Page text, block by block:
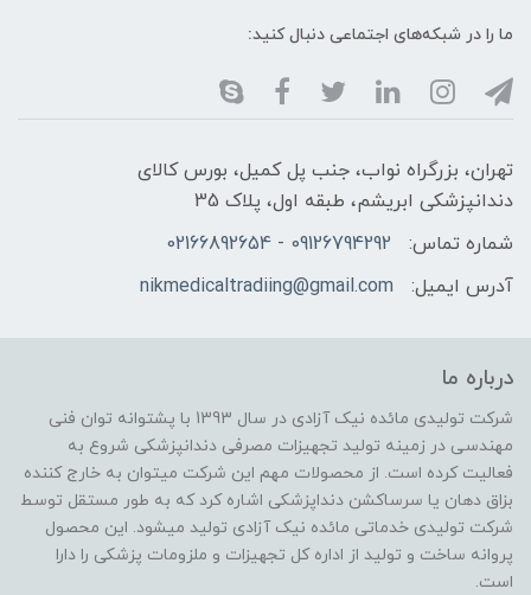
ما را در شبکه‌های اجتماعی دنبال کنید:
تهران، بزرگراه نواب، جنب پل کمیل، بورس کالای
دندانپزشکی ابریشم، طبقه اول، پلاک 35
شماره تماس:
09126794292 - 02166892654
آدرس ایمیل:
nikmedicaltradiing@gmail.com
درباره ما
شرکت تولیدی مائده نیک آزادی در سال 1393 با پشتوانه توان فنی
مهندسی در زمینه تولید تجهیزات مصرفی دندانپزشکی شروع به
فعالیت کرده است. از محصولات مهم این شرکت میتوان به خارج کننده
بزاق دهان یا سرساکشن دنداپزشکی اشاره کرد که به طور مستقل توسط
شرکت تولیدی خدماتی مائده نیک آزادی تولید میشود. این محصول
پروانه ساخت و تولید از اداره کل تجهیزات و ملزومات پزشکی را دارا
است.